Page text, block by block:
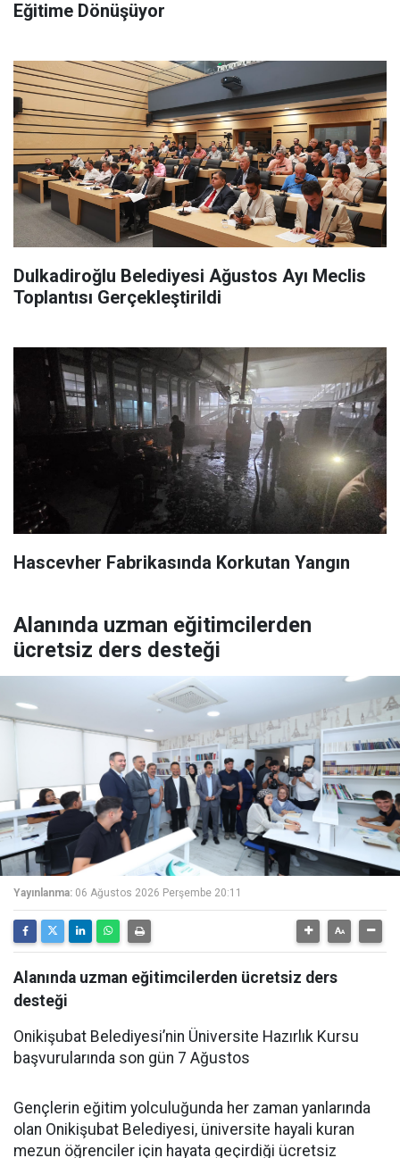
Eğitime Dönüşüyor
Dulkadiroğlu Belediyesi Ağustos Ayı Meclis
Toplantısı Gerçekleştirildi
Hascevher Fabrikasında Korkutan Yangın
Alanında uzman eğitimcilerden
ücretsiz ders desteği
Yayınlanma: 06 Ağustos 2026 Perşembe 20:11
Alanında uzman eğitimcilerden ücretsiz ders
desteği
Onikişubat Belediyesi’nin Üniversite Hazırlık Kursu
başvurularında son gün 7 Ağustos
Gençlerin eğitim yolculuğunda her zaman yanlarında
olan Onikişubat Belediyesi, üniversite hayali kuran
mezun öğrenciler için hayata geçirdiği ücretsiz